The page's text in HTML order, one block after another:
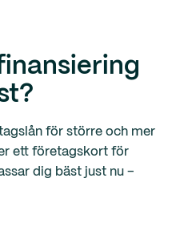
för större och mer
ett företagskort för
dig bäst just nu –